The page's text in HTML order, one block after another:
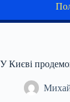
У Києві